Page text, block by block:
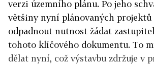
verzi územního plánu. Po jeho
většiny nyní plánovaných projektů
odpadnout nutnost žádat
tohoto klíčového dokumentu. To
dělat nyní, což výstavbu zdržuje v